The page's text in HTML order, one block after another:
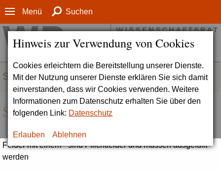
Hinweis zur Verwendung von Cookies
Cookies erleichtern die Bereitstellung unserer Dienste.
Mit der Nutzung unserer Dienste erklären Sie sich damit
einverstanden, dass wir Cookies verwenden. Weitere
Informationen zum Datenschutz erhalten Sie über den
folgenden Link: Datenschutz
Erlauben Ablehnen
Menü Suchen
SERVICE
Seite empfehlen
Felder mit einem * sind Pflichtfelder und müssen ausgefüllt
werden